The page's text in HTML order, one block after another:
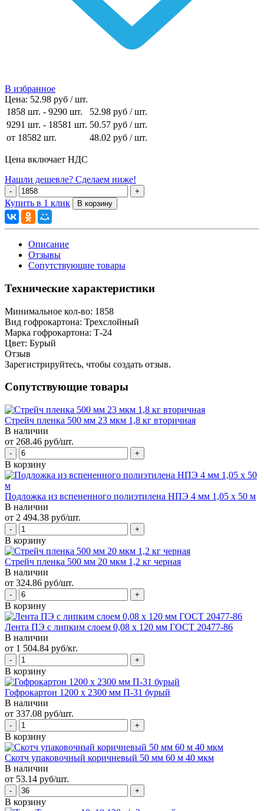
В избранное
Цена: 52.98 руб / шт.
1858 шт. - 9290 шт. 52.98 руб / шт.
9291 шт. - 18581 шт. 50.57 руб / шт.
от 18582 шт.
48.02 руб / шт.
Цена включает НДС
Нашли дешевле? Сделаем ниже!
Купить в 1 клик
Описание
Отзывы
Сопутствующие товары
Технические характеристики
Минимальное кол-во: 1858
Вид гофрокартона: Трехслойный
Марка гофрокартона: Т-24
Цвет: Бурый
Отзыв
Зарегистрируйтесь, чтобы создать отзыв.
Сопутствующие товары
Стрейч пленка 500 мм 23 мкм 1,8 кг вторичная
В наличии
от 268.46 руб/шт.
В корзину
Подложка из вспененного полиэтилена НПЭ 4 мм 1,05 х 50 м
В наличии
от 2 494.38 руб/шт.
В корзину
Стрейч пленка 500 мм 20 мкм 1,2 кг черная
В наличии
от 324.86 руб/шт.
В корзину
Лента ПЭ с липким слоем 0,08 х 120 мм ГОСТ 20477-86
В наличии
от 1 504.84 руб/кг.
В корзину
Гофрокартон 1200 х 2300 мм П-31 бурый
В наличии
от 337.08 руб/шт.
В корзину
Скотч упаковочный коричневый 50 мм 60 м 40 мкм
В наличии
от 53.14 руб/шт.
В корзину